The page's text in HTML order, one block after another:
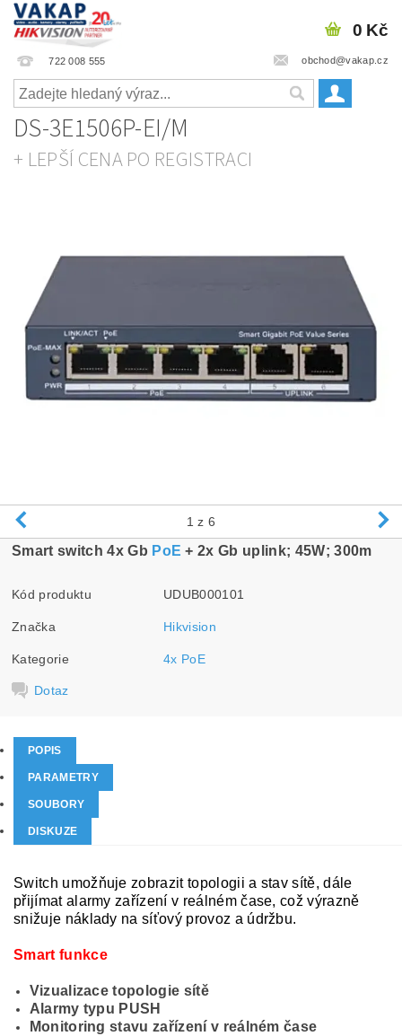
722 008 555 obchod@vakap.cz
0 Kč
DS-3E1506P-EI/M
+ LEPŠÍ CENA PO REGISTRACI
1 z 6
Smart switch 4x Gb PoE + 2x Gb uplink; 45W; 300m
Kód produktu UDUB000101
Značka Hikvision
Kategorie 4x PoE
Dotaz
POPIS
PARAMETRY
SOUBORY
DISKUZE
Switch umožňuje zobrazit topologii a stav sítě, dále
přijímat alarmy zařízení v reálném čase, což výrazně
snižuje náklady na síťový provoz a údržbu.
Smart funkce
Vizualizace topologie sítě
Alarmy typu PUSH
Monitoring stavu zařízení v reálném čase